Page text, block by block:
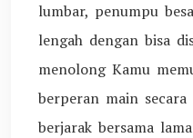
lumbar, penumpu
lengah dengan bisa
menolong Kamu
berperan main
berjarak bersama